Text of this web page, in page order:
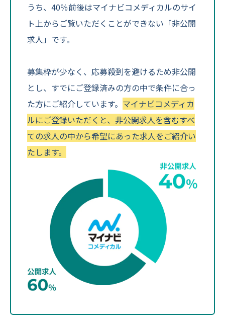
うち、40％前後はマイナビコメディカルのサイ
ト上からご覧いただくことができない「非公開
求人」です。
募集枠が少なく、応募殺到を避けるため非公開
とし、すでにご登録済みの方の中で条件に合っ
た方にご紹介しています。 マイナビコメディカ
ルにご登録いただくと、非公開求人を含むすべ
ての求人の中から希望にあった求人をご紹介い
たします。